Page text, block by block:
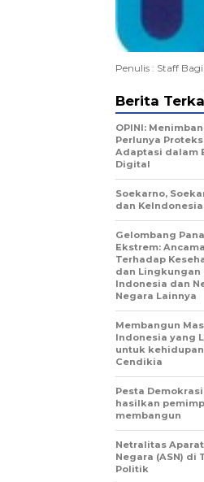
Penulis : Staff
Berita
OPINI:
Perlunya
Adaptasi dalam
Digital
Soekarno,
dan
Gelombang
Ekstrem:
Terhadap
dan Lingkungan
Indonesia dan
Negara Lainnya
Membangun
Indonesia yang
untuk
Cendikia
Pesta
hasilkan
membangun
Netralitas
Negara (ASN) di
Politik